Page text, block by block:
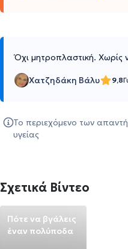
Όχι μητροπλαστική. Χωρίς
Χατζηδάκη Βάλυ 9,8
Το περιεχόμενο των
υγείας
Σχετικά Βίντεο
Πότε να βγάλεις
έναν πολύποδα